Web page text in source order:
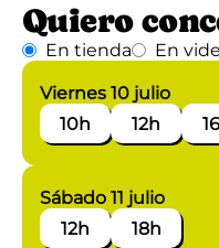
Quiero
En tienda En
Viernes 10 julio
10h
12h
Sábado 11 julio
12h
18h